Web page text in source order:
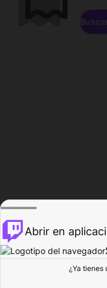
Abrir en
¿Ya tienes